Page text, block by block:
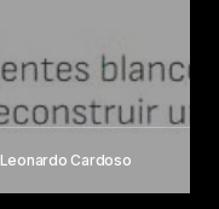
Leonardo Cardoso